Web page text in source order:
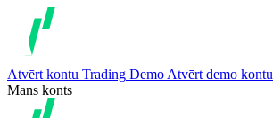
Atvērt kontu Trading Demo Atvērt demo kontu
Mans konts